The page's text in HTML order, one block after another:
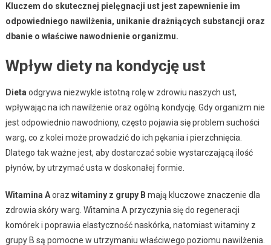
Kluczem do skutecznej pielęgnacji ust jest zapewnienie im
odpowiedniego nawilżenia, unikanie drażniących substancji oraz
dbanie o właściwe nawodnienie organizmu.
Wpływ diety na kondycję ust
Dieta odgrywa niezwykle istotną rolę w zdrowiu naszych ust,
wpływając na ich nawilżenie oraz ogólną kondycję. Gdy organizm nie
jest odpowiednio nawodniony, często pojawia się problem suchości
warg, co z kolei może prowadzić do ich pękania i pierzchnięcia.
Dlatego tak ważne jest, aby dostarczać sobie wystarczającą ilość
płynów, by utrzymać usta w doskonałej formie.
Witamina Aoraz witaminy z grupy B mają kluczowe znaczenie dla
zdrowia skóry warg. Witamina A przyczynia się do regeneracji
komórek i poprawia elastyczność naskórka, natomiast witaminy z
grupy B są pomocne w utrzymaniu właściwego poziomu nawilżenia.